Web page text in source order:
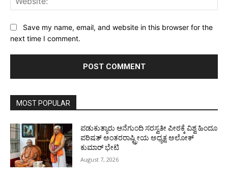
Save my name, email, and website in this browser for the
next time I comment.
MOST POPULAR
ಪಡುಕುತ್ಯಾರು ಆನೆಗುಂದಿ ಸರಸ್ವತೀ ಪೀಠಕ್ಕೆ ವಿಶ್ವ ಹಿಂದೂ
ಪರಿಷತ್ ಅಂತರರಾಷ್ಟ್ರೀಯ ಅಧ್ಯಕ್ಷ ಅಲೋಕ್
ಕುಮಾರ್ ಭೇಟಿ
August 7, 2026